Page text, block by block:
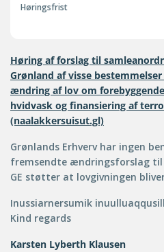
Høringsfrist
Høring af forslag til
Grønland af visse
ændring af lov om
hvidvask og finansiering af
(naalakkersuisut.gl)
Grønlands Erhverv har ingen
fremsendte ændringsforslag til
GE støtter at lovgivningen
Inussiarnersumik
Kind regards
Karsten Lyberth Klausen